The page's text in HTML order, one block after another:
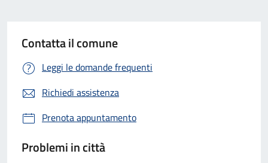
Contatta il comune
Leggi le domande frequenti
Richiedi assistenza
Prenota appuntamento
Problemi in città